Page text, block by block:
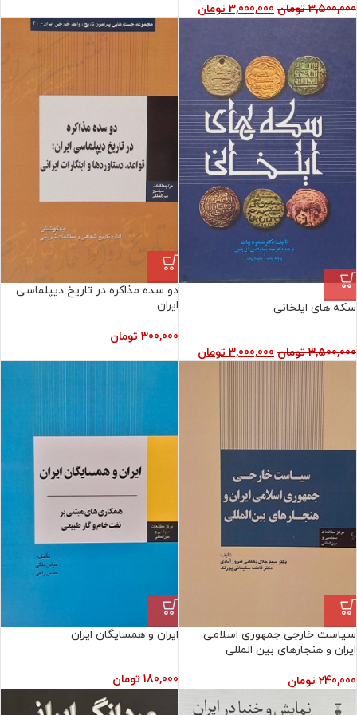
3,500,000 تومان 3,000,000 تومان
فروش ویژه
سکه های ایلخانی
3,500,000 تومان 3,000,000 تومان
دو سده مذاکره در تاریخ دیپلماسی
ایران
300,000 تومان
سیاست خارجی جمهوری اسلامی
ایران و هنجارهای بین المللی
240,000 تومان
ایران و همسایگان ایران
180,000 تومان